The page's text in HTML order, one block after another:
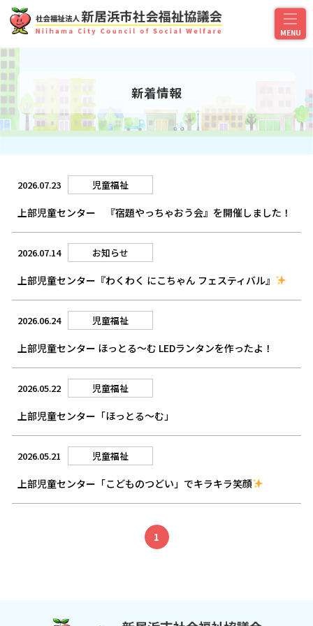
新着情報
2026.07.23 児童福祉
上部児童センター 『宿題やっちゃおう会』を開催しました！
2026.07.14 お知らせ
上部児童センター『わくわく にこちゃん フェスティバル』
2026.06.24 児童福祉
上部児童センター ほっとる～む LEDランタンを作ったよ！
2026.05.22 児童福祉
上部児童センター「ほっとる～む」
2026.05.21 児童福祉
上部児童センター「こどものつどい」でキラキラ笑顔
1